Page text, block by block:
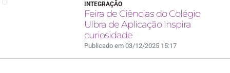
INTEGRAÇÃO
Feira de Ciências do Colégio
Ulbra de Aplicação inspira
curiosidade
Publicado em 03/12/2025 15:17